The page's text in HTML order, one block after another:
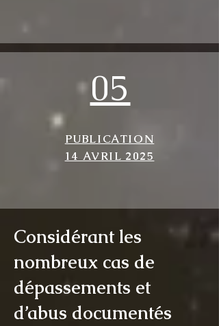
05
PUBLICATION
14 AVRIL 2025
Considérant les
nombreux cas de
dépassements et
d’abus documentés